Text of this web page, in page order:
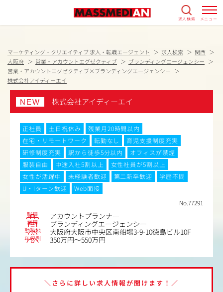
求人検索 メニュー
マーケティング・クリエイティブ 求人・転職エージェント 求人検索
関西
大阪府
営業・アカウントエグゼクティブ
ブランディングエージェンシー
営業・アカウントエグゼクティブ×ブランディングエージェンシー
株式会社アイディーエイ
NEW 株式会社アイディーエイ
正社員 土日祝休み
残業月20時間以内
在宅・リモートワーク
転勤なし
育児支援制度充実
研修制度充実
駅から徒歩5分以内
オフィスが禁煙
服装自由
中途入社5割以上
女性社員が5割以上
女性が活躍中
未経験者歓迎 第二新卒歓迎
学歴不問
U・Iターン歓迎
Web面接
No.77291
職種 アカウントプランナー
業種 ブランディングエージェンシー
勤務地 大阪府大阪市中央区南船場3-9-10徳島ビル10F
年収例 350万円～550万円
＼さらに詳しい求人情報が聞けます！／